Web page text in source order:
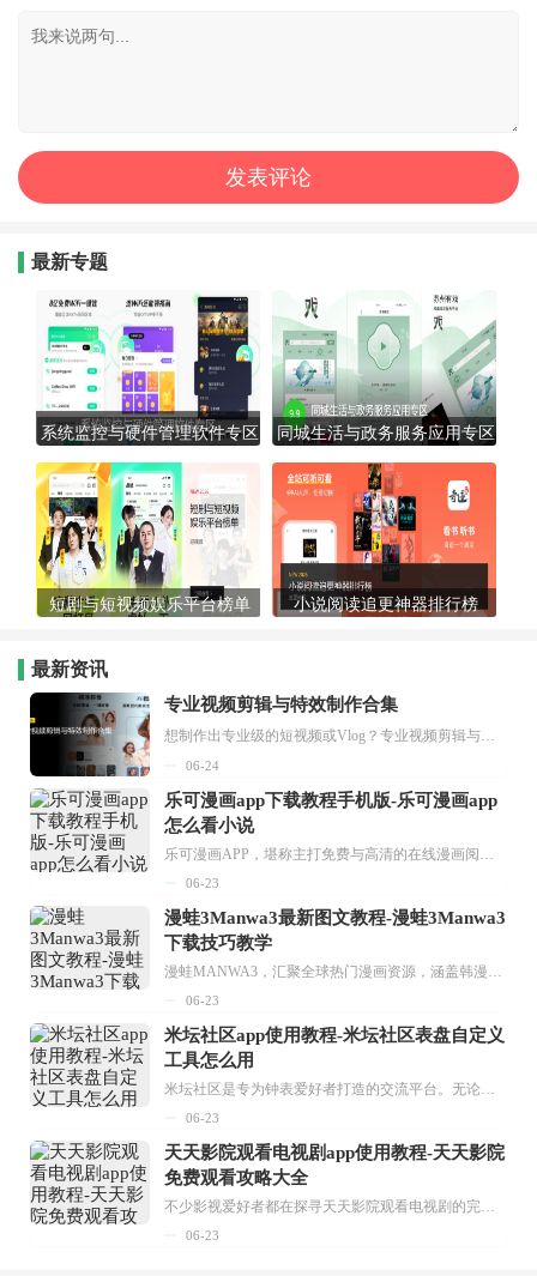
最新专题
系统监控与硬件管理软件专区 同城生活与政务服务应用专区
短剧与短视频娱乐平台榜单 小说阅读追更神器排行榜
最新资讯
专业视频剪辑与特效制作合集
想制作出专业级的短视频或Vlog？专业视频剪辑与特效制作大全专题为你提供了从剪辑、抠像到特效包装的全套解决方案。无论是添加炫酷的片头、进行精准的视频抠图，还是制...
06-24
乐可漫画app下载教程手机版-乐可漫画app
怎么看小说
乐可漫画APP，堪称主打免费与高清的在线漫画阅读神器。其官方版提供海量完整版漫画资源，无论是国内漫画，还是日漫、韩漫、台漫、美漫等国外漫画，应有尽有，随时供你阅读。只需轻点一下，便能直接进入阅读界面。不仅如此，乐可漫画最新版本更新速度极快，在这里，你总能抢先看到全网一手漫画章节内容！...
06-23
漫蛙3Manwa3最新图文教程-漫蛙3Manwa3
下载技巧教学
漫蛙MANWA3，汇聚全球热门漫画资源，涵盖韩漫、欧美漫画、国漫等多种类型，题材丰富多样，全方位满足用户阅读喜好。它不仅是阅读平台，更是创作平台，为广大用户打造零门槛创作环境。...
06-23
米坛社区app使用教程-米坛社区表盘自定义
工具怎么用
米坛社区是专为钟表爱好者打造的交流平台。无论你是初涉钟表领域的普通爱好者，还是拥有多年收藏经验的资深玩家，都能在此找到属于自己的天地。 无需注册，就能轻松参与其中。通过专业的讨论论坛与丰富的交互功能，你可与世界各地的钟表爱好者畅快交流。若你钟情于钟表，米坛社区无疑是值得一试的理想之选。在这里，你能获取最新的手表资讯，交流见解，提升鉴赏品味，让每一块手表都成为收藏故事中重要的一部分。感兴趣的朋友，不要错过下载机会。...
06-23
天天影院观看电视剧app使用教程-天天影院
免费观看攻略大全
不少影视爱好者都在探寻天天影院观看电视剧的完整方法，结合最新平台使用规则，本篇新手入门攻略全面讲解观看渠道、检索流程、播放设置以及画面模式调整等实用内容。全文适配手机、电脑等主流设备，步骤简洁易懂，无论是初次使用的新手，还是想要优化观影体验的用户，都能参照内容快速上手，熟练掌握平台各项操作技巧，轻松畅享影视内容。...
06-23